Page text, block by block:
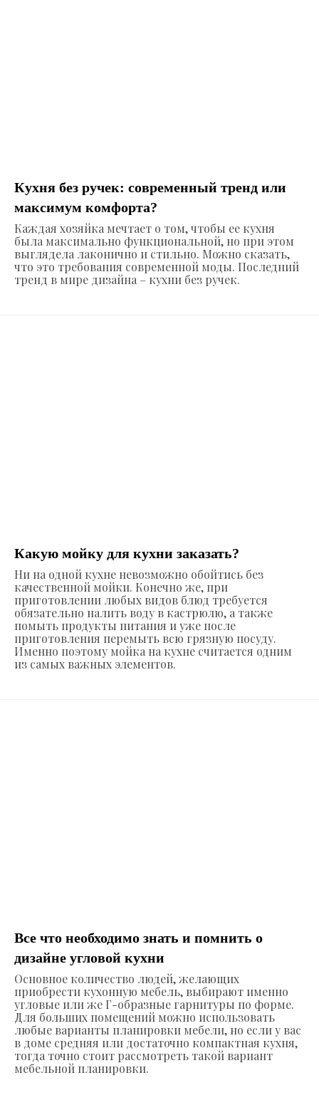
Кухня без ручек: современный тренд или
максимум комфорта?
Каждая хозяйка мечтает о том, чтобы ее кухня
была максимально функциональной, но при этом
выглядела лаконично и стильно. Можно сказать,
что это требования современной моды. Последний
тренд в мире дизайна – кухни без ручек.
Какую мойку для кухни заказать?
Ни на одной кухне невозможно обойтись без
качественной мойки. Конечно же, при
приготовлении любых видов блюд требуется
обязательно налить воду в кастрюлю, а также
помыть продукты питания и уже после
приготовления перемыть всю грязную посуду.
Именно поэтому мойка на кухне считается одним
из самых важных элементов.
Все что необходимо знать и помнить о
дизайне угловой кухни
Основное количество людей, желающих
приобрести кухонную мебель, выбирают именно
угловые или же Г-образные гарнитуры по форме.
Для больших помещений можно использовать
любые варианты планировки мебели, но если у вас
в доме средняя или достаточно компактная кухня,
тогда точно стоит рассмотреть такой вариант
мебельной планировки.